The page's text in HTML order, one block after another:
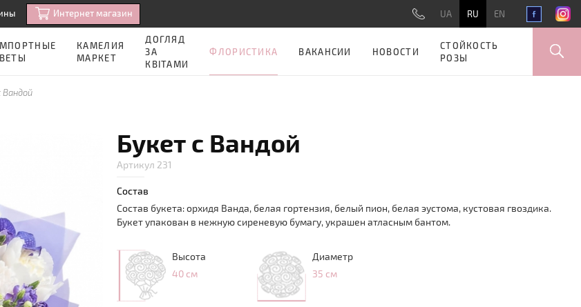
Интернет магазин UA RU EN
КАМЕЛИЯ
МАРКЕТ
ДОГЛЯД
ЗА
КВІТАМИ
ФЛОРИСТИКА ВАКАНСИИ НОВОСТИ
СТОЙКОСТЬ
РОЗЫ
Вандой
Букет с Вандой
Артикул 231
Состав
Состав букета: орхидя Ванда, белая гортензия, белый пион, белая эустома, кустовая гвоздика.
Букет упакован в нежную сиреневую бумагу, украшен атласным бантом.
Высота
40 см
Диаметр
35 см